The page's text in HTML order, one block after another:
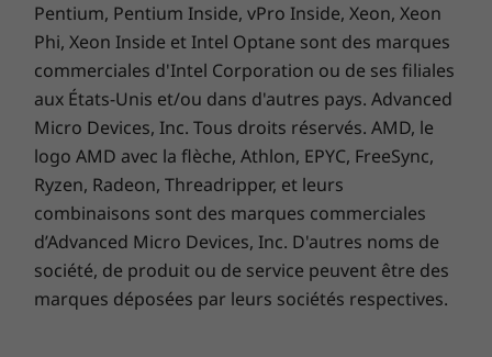
Batterie
4 310 mAh
Autonomie de la batterie
Jusqu'à 34 h
Chargeur
TurboPower 68 W
Charge sans fil 15 W
Pentium, Pentium Inside, vPro Inside, Xeon, Xeon
Phi, Xeon Inside et Intel Optane sont des marques
commerciales d'Intel Corporation ou de ses filiales
aux États-Unis et/ou dans d'autres pays. Advanced
Micro Devices, Inc. Tous droits réservés. AMD, le
logo AMD avec la flèche, Athlon, EPYC, FreeSync,
Ryzen, Radeon, Threadripper, et leurs
combinaisons sont des marques commerciales
d’Advanced Micro Devices, Inc. D'autres noms de
société, de produit ou de service peuvent être des
marques déposées par leurs sociétés respectives.